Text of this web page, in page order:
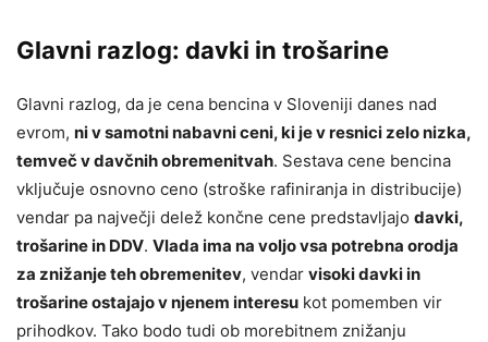
Glavni razlog: davki in trošarine
Glavni razlog, da je cena bencina v Sloveniji danes nad
evrom, ni v samotni nabavni ceni, ki je v resnici zelo nizka,
temveč v davčnih obremenitvah. Sestava cene bencina
vključuje osnovno ceno (stroške rafiniranja in distribucije)
vendar pa največji delež končne cene predstavljajo davki,
trošarine in DDV. Vlada ima na voljo vsa potrebna orodja
za znižanje teh obremenitev, vendar visoki davki in
trošarine ostajajo v njenem interesu kot pomemben vir
prihodkov. Tako bodo tudi ob morebitnem znižanju